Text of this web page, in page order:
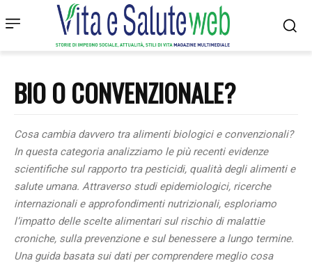
BIO O CONVENZIONALE?
Cosa cambia davvero tra alimenti biologici e convenzionali?
In questa categoria analizziamo le più recenti evidenze
scientifiche sul rapporto tra pesticidi, qualità degli alimenti e
salute umana. Attraverso studi epidemiologici, ricerche
internazionali e approfondimenti nutrizionali, esploriamo
l’impatto delle scelte alimentari sul rischio di malattie
croniche, sulla prevenzione e sul benessere a lungo termine.
Una guida basata sui dati per comprendere meglio cosa